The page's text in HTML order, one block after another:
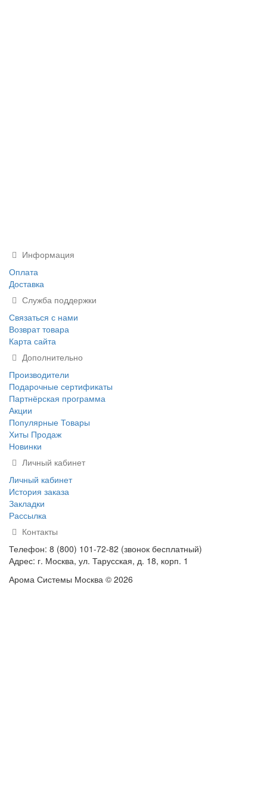
Информация
Оплата
Доставка
Служба поддержки
Связаться с нами
Возврат товара
Карта сайта
Дополнительно
Производители
Подарочные сертификаты
Партнёрская программа
Акции
Популярные Товары
Хиты Продаж
Новинки
Личный кабинет
Личный кабинет
История заказа
Закладки
Рассылка
Контакты
Телефон: 8 (800) 101-72-82 (звонок бесплатный)
Адрес: г. Москва, ул. Тарусская, д. 18, корп. 1
Арома Системы Москва © 2026